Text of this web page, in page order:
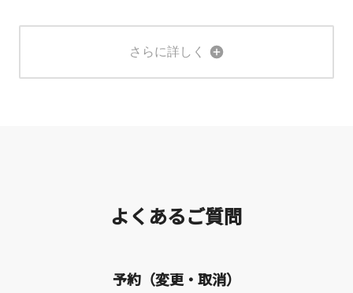
さらに詳しく
よくあるご質問
予約（変更・取消）